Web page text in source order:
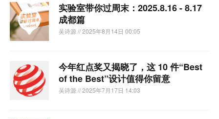
实验室带你过周末：2025.8.16 - 8.17
成都篇
吴诗源 // 2025年8月14日 00:05
今年红点奖又揭晓了，这 10 件“Best
of the Best”设计值得你留意
吴诗源 // 2025年7月17日 14:03